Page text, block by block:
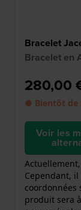
Bracelet
Bracelet en
280,00
● Bientôt de
Voir les
Cependant, il
coordonnées
produit sera